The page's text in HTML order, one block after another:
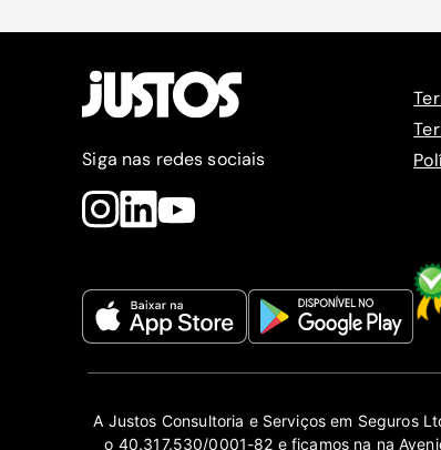
Siga nas redes sociais
A Justos Consultoria e Serviços em Seguros
o 40.317.530/0001-82 e ficamos na na